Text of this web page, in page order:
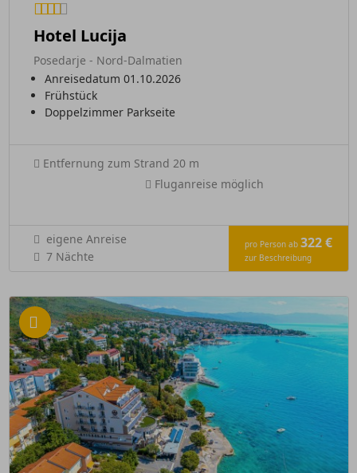
Hotel Lucija
Posedarje - Nord-Dalmatien
Anreisedatum 01.10.2026
Frühstück
Doppelzimmer Parkseite
Entfernung zum Strand 20 m
Fluganreise möglich
eigene Anreise
7 Nächte
pro Person ab 322 €
zur Beschreibung